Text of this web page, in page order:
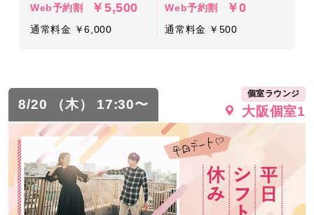
Web予約割 ￥5,500
通常料金 ￥6,000
Web予約割 ￥0
通常料金 ￥500
8/20 （木） 17:30〜
個室ラウンジ
大阪個室1